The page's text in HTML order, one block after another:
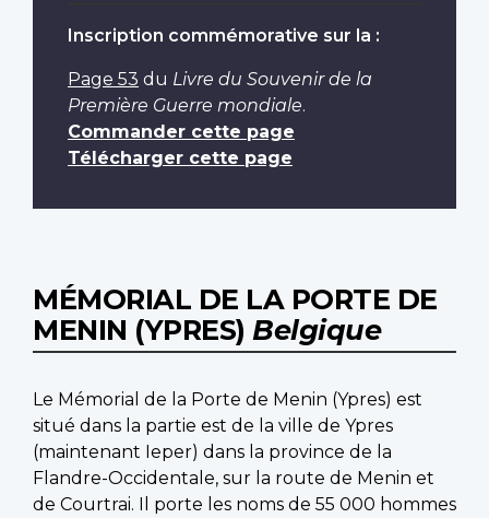
Inscription commémorative sur la :
Page 53 du Livre du Souvenir de la
Première Guerre mondiale.
Commander cette page
Télécharger cette page
MÉMORIAL DE LA PORTE DE
MENIN (YPRES) Belgique
Le Mémorial de la Porte de Menin (Ypres) est
situé dans la partie est de la ville de Ypres
(maintenant Ieper) dans la province de la
Flandre-Occidentale, sur la route de Menin et
de Courtrai. Il porte les noms de 55 000 hommes